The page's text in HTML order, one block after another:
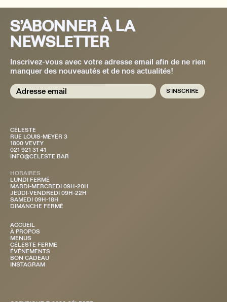
S’ABONNER À LA
NEWSLETTER
Inscrivez-vous avec votre adresse email afin de ne rien
manquer des nouveautés et de nos actualités!
Adresse email
CÉLESTE
RUE LOUIS-MEYER 3
1800 VEVEY
021 921 31 41
INFO@CELESTE.BAR
HORAIRES
LUNDI FERMÉ
MARDI-MERCREDI 09H-20H
JEUDI-VENDREDI 09H-22H
SAMEDI 09H-18H
DIMANCHE FERMÉ
ACCUEIL
À PROPOS
MENUS
CÉLESTE FERME
ÉVÉNEMENTS
BON CADEAU
INSTAGRAM